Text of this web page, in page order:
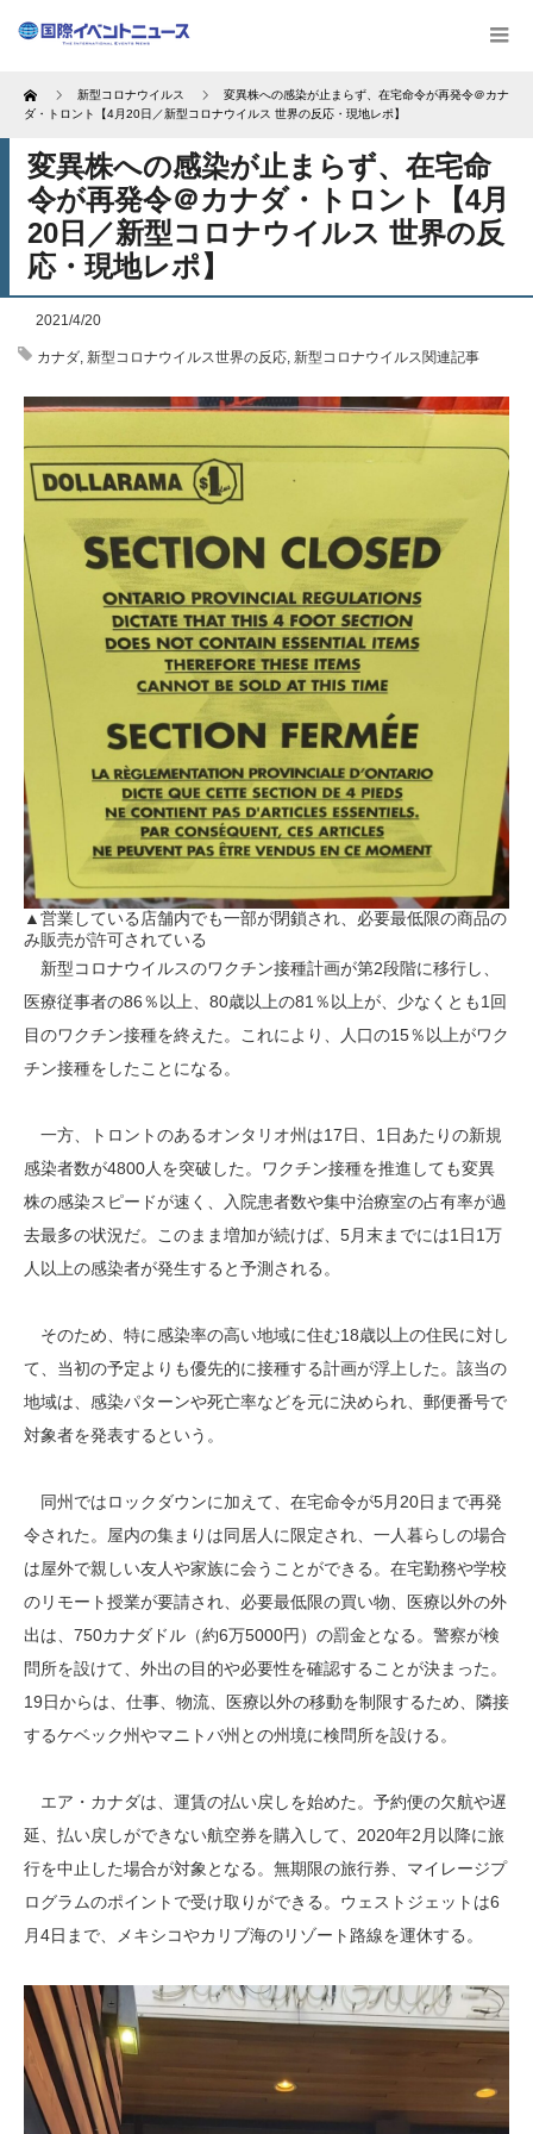
Home 新型コロナウイルス
変異株への感染が止まらず、在宅命令が再発令＠カナ
ダ・トロント【4月20日／新型コロナウイルス 世界の反応・現地レポ】
変異株への感染が止まらず、在宅命
令が再発令＠カナダ・トロント【4月
20日／新型コロナウイルス 世界の反
応・現地レポ】
2021/4/20
カナダ, 新型コロナウイルス世界の反応, 新型コロナウイルス関連記事
▲営業している店舗内でも一部が閉鎖され、必要最低限の商品の
み販売が許可されている
新型コロナウイルスのワクチン接種計画が第2段階に移行し、
医療従事者の86％以上、80歳以上の81％以上が、少なくとも1回
目のワクチン接種を終えた。これにより、人口の15％以上がワク
チン接種をしたことになる。
一方、トロントのあるオンタリオ州は17日、1日あたりの新規
感染者数が4800人を突破した。ワクチン接種を推進しても変異
株の感染スピードが速く、入院患者数や集中治療室の占有率が過
去最多の状況だ。このまま増加が続けば、5月末までには1日1万
人以上の感染者が発生すると予測される。
そのため、特に感染率の高い地域に住む18歳以上の住民に対し
て、当初の予定よりも優先的に接種する計画が浮上した。該当の
地域は、感染パターンや死亡率などを元に決められ、郵便番号で
対象者を発表するという。
同州ではロックダウンに加えて、在宅命令が5月20日まで再発
令された。屋内の集まりは同居人に限定され、一人暮らしの場合
は屋外で親しい友人や家族に会うことができる。在宅勤務や学校
のリモート授業が要請され、必要最低限の買い物、医療以外の外
出は、750カナダドル（約6万5000円）の罰金となる。警察が検
問所を設けて、外出の目的や必要性を確認することが決まった。
19日からは、仕事、物流、医療以外の移動を制限するため、隣接
するケベック州やマニトバ州との州境に検問所を設ける。
エア・カナダは、運賃の払い戻しを始めた。予約便の欠航や遅
延、払い戻しができない航空券を購入して、2020年2月以降に旅
行を中止した場合が対象となる。無期限の旅行券、マイレージプ
ログラムのポイントで受け取りができる。ウェストジェットは6
月4日まで、メキシコやカリブ海のリゾート路線を運休する。